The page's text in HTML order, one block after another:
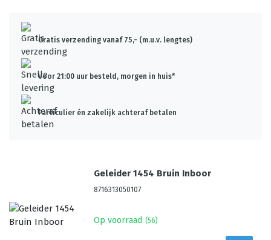
Gratis verzending vanaf 75,- (m.u.v. lengtes)
Voor 21:00 uur besteld, morgen in huis*
Particulier én zakelijk achteraf betalen
Geleider 1454 Bruin Inboor
8716313050107
Op voorraad (56)